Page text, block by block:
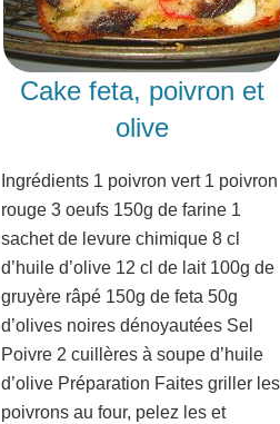
Cake feta, poivron et
olive
Ingrédients 1 poivron vert 1 poivron
rouge 3 oeufs 150g de farine 1
sachet de levure chimique 8 cl
d’huile d’olive 12 cl de lait 100g de
gruyère râpé 150g de feta 50g
d’olives noires dénoyautées Sel
Poivre 2 cuillères à soupe d’huile
d’olive Préparation Faites griller les
poivrons au four, pelez les et